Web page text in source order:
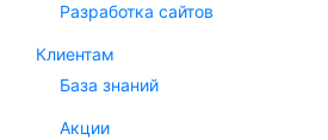
Разработка сайтов
Клиентам
База знаний
Акции